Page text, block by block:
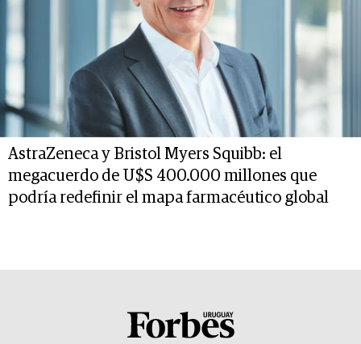
AstraZeneca y Bristol Myers Squibb: el
megacuerdo de U$S 400.000 millones que
podría redefinir el mapa farmacéutico global